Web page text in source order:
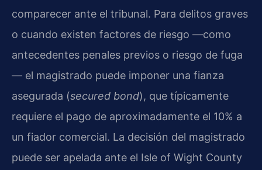
comparecer ante el tribunal. Para delitos graves
o cuando existen factores de riesgo —como
antecedentes penales previos o riesgo de fuga
— el magistrado puede imponer una fianza
asegurada (secured bond), que típicamente
requiere el pago de aproximadamente el 10% a
un fiador comercial. La decisión del magistrado
puede ser apelada ante el Isle of Wight County